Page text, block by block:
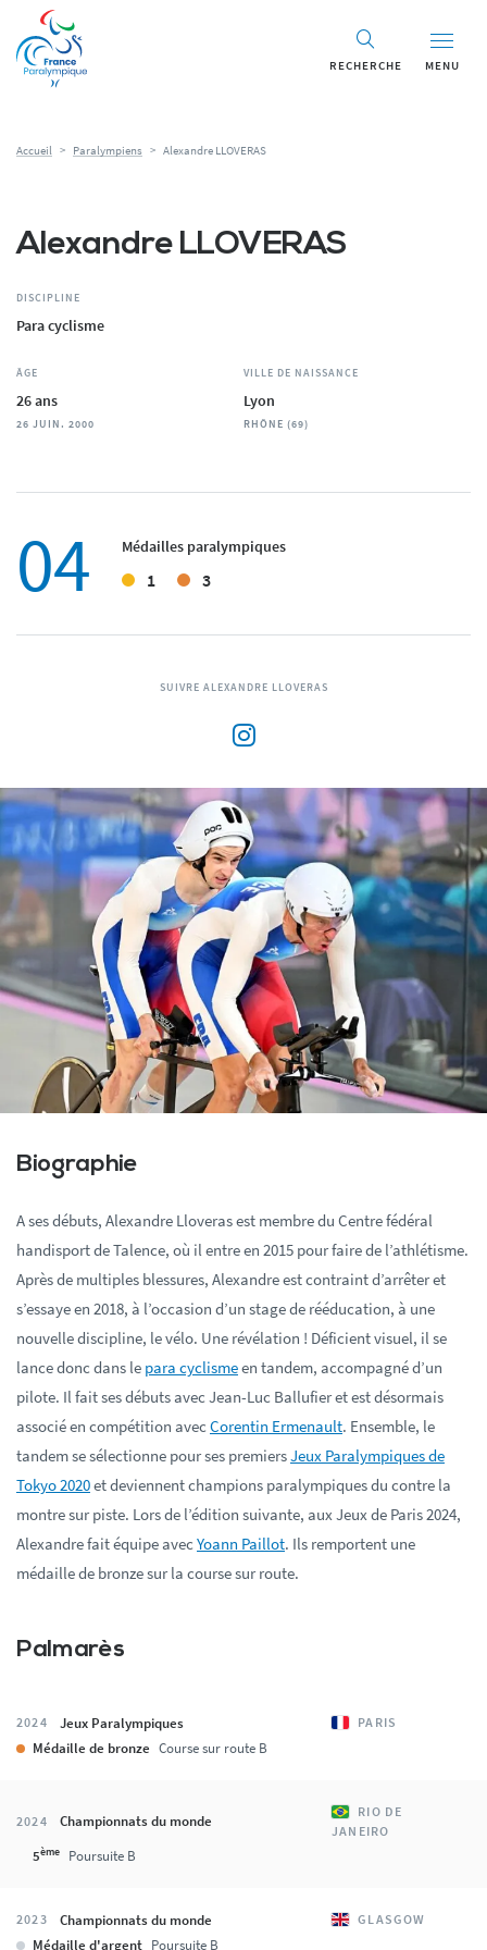
RECHERCHE MENU
Accueil > Paralympiens > Alexandre LLOVERAS
Alexandre LLOVERAS
DISCIPLINE
Para cyclisme
ÂGE
26 ans
26 JUIN. 2000
VILLE DE NAISSANCE
Lyon
RHÔNE (69)
04 Médailles paralympiques
1 3
SUIVRE ALEXANDRE LLOVERAS
Biographie
A ses débuts, Alexandre Lloveras est membre du Centre fédéral
handisport de Talence, où il entre en 2015 pour faire de l’athlétisme.
Après de multiples blessures, Alexandre est contraint d’arrêter et
s’essaye en 2018, à l’occasion d’un stage de rééducation, à une
nouvelle discipline, le vélo. Une révélation ! Déficient visuel, il se
lance donc dans le para cyclismeen tandem, accompagné d’un
pilote. Il fait ses débuts avec Jean-Luc Ballufier et est désormais
associé en compétition avec Corentin Ermenault. Ensemble, le
tandem se sélectionne pour ses premiersJeux Paralympiques de
Tokyo 2020et deviennent champions paralympiques du contre la
montre sur piste. Lors de l’édition suivante, aux Jeux de Paris 2024,
Alexandre fait équipe avec Yoann Paillot. Ils remportent une
médaille de bronze sur la course sur route.
Palmarès
2024 Jeux Paralympiques PARIS
Médaille de bronze Course sur route B
2024 Championnats du monde
RIO DE
JANEIRO
5ème Poursuite B
2023 Championnats du monde GLASGOW
Médaille d'argent Poursuite B
Panneau de gestion des cookies